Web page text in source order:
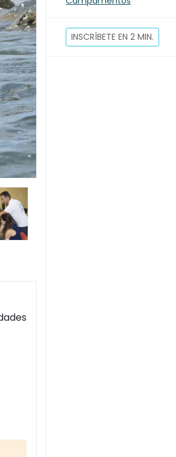
INSCRÍBETE EN 2 MIN.